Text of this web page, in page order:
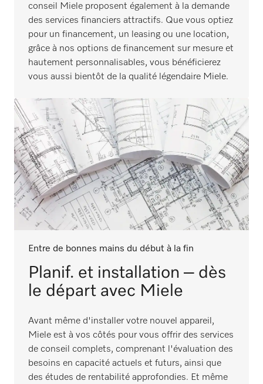
conseil Miele proposent également à la demande
des services financiers attractifs. Que vous optiez
pour un financement, un leasing ou une location,
grâce à nos options de financement sur mesure et
hautement personnalisables, vous bénéficierez
vous aussi bientôt de la qualité légendaire Miele.
Entre de bonnes mains du début à la fin
Planif. et installation – dès
le départ avec Miele
Avant même d'installer votre nouvel appareil,
Miele est à vos côtés pour vous offrir des services
de conseil complets, comprenant l'évaluation des
besoins en capacité actuels et futurs, ainsi que
des études de rentabilité approfondies. Et même